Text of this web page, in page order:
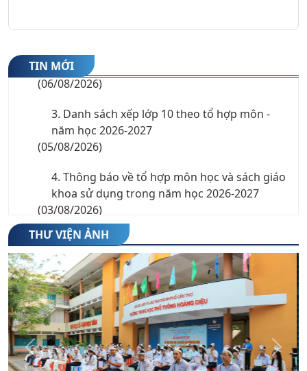
TIN MỚI10 năm học 2026-2027
(06/08/2026)
3. Danh sách xếp lớp 10 theo tổ hợp môn -
năm học 2026-2027
(05/08/2026)
4. Thông báo về tổ hợp môn học và sách giáo
khoa sử dụng trong năm học 2026-2027
(03/08/2026)
5. Chỉ tiêu nguyện vọng 3 vào lớp 10 THPT
công lập năm học 2026-2027
(27/07/2026)
6. Thông báo nhập học lớp 10 năm học 2026-
2027
(23/07/2026)
7. Danh sách thí sinh trúng tuyển trường
THƯ VIỆN ẢNH
Previous Next